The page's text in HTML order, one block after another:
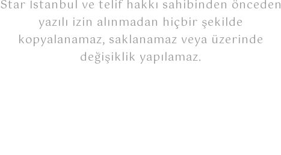
Star İstanbul ve telif hakkı sahibinden önceden
yazılı izin alınmadan hiçbir şekilde
kopyalanamaz, saklanamaz veya üzerinde
değişiklik yapılamaz.